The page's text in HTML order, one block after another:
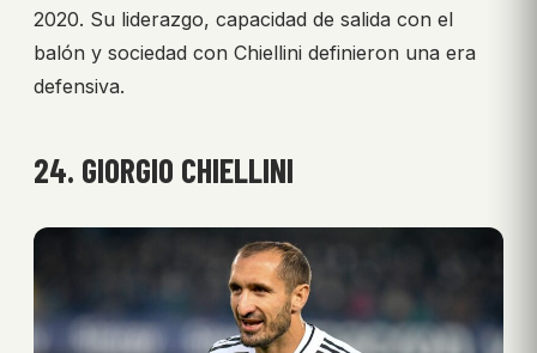
2020. Su liderazgo, capacidad de salida con el
balón y sociedad con Chiellini definieron una era
defensiva.
24. GIORGIO CHIELLINI